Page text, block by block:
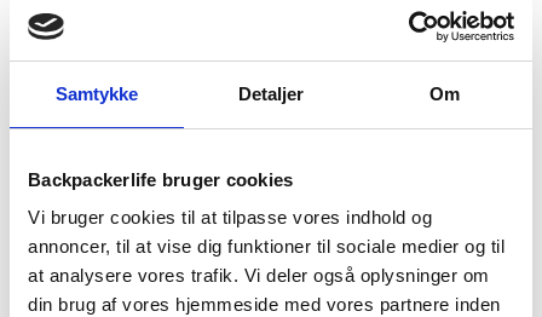
Samtykke Detaljer Om
Backpackerlife bruger cookies
Vi bruger cookies til at tilpasse vores indhold og
annoncer, til at vise dig funktioner til sociale medier og til
at analysere vores trafik. Vi deler også oplysninger om
din brug af vores hjemmeside med vores partnere inden
levering
499 kr
100 dages
returret
BESKRIVELSE
YDERLIGERE INFORMATION
BRAND
FAQ